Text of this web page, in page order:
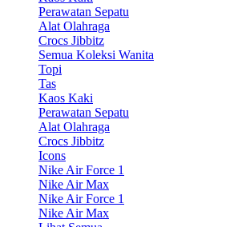
Perawatan Sepatu
Alat Olahraga
Crocs Jibbitz
Semua Koleksi Wanita
Topi
Tas
Kaos Kaki
Perawatan Sepatu
Alat Olahraga
Crocs Jibbitz
Icons
Nike Air Force 1
Nike Air Max
Nike Air Force 1
Nike Air Max